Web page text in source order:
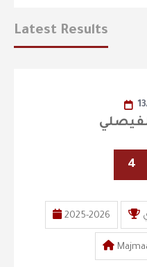
Latest Results
4
2025-2026